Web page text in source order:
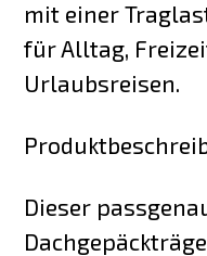
mit einer
für Alltag,
Urlaubsreisen.
Dieser